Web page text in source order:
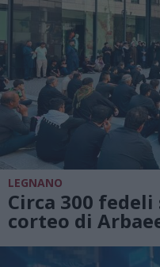
LEGNANO
Circa 300
corteo di